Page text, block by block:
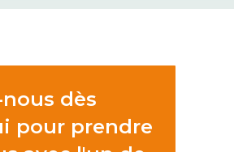
dès
pour prendre